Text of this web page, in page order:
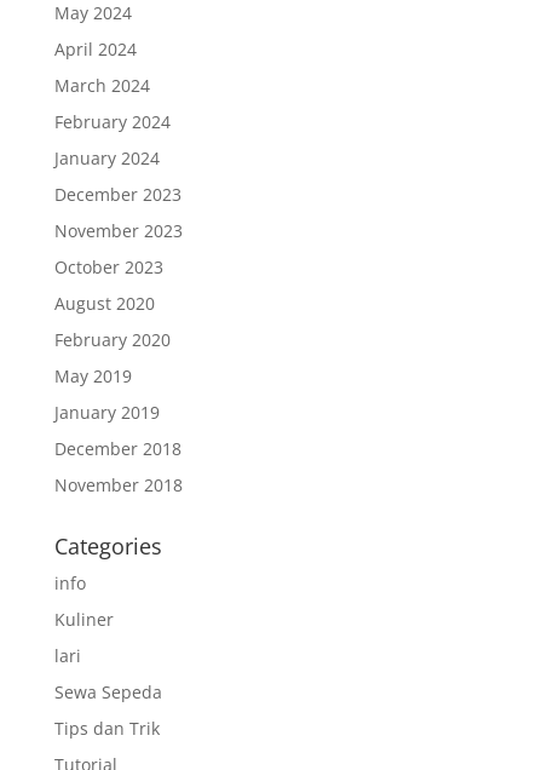
May 2024
April 2024
March 2024
February 2024
January 2024
December 2023
November 2023
October 2023
August 2020
February 2020
May 2019
January 2019
December 2018
November 2018
Categories
info
Kuliner
lari
Sewa Sepeda
Tips dan Trik
Tutorial